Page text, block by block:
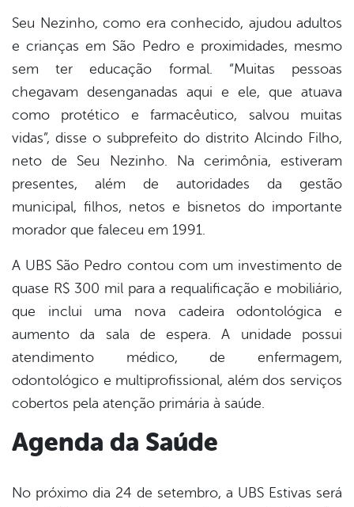
Seu Nezinho, como era conhecido, ajudou adultos
e crianças em São Pedro e proximidades, mesmo
sem ter educação formal. “Muitas pessoas
chegavam desenganadas aqui e ele, que atuava
como protético e farmacêutico, salvou muitas
vidas”, disse o subprefeito do distrito Alcindo Filho,
neto de Seu Nezinho. Na cerimônia, estiveram
presentes, além de autoridades da gestão
municipal, filhos, netos e bisnetos do importante
morador que faleceu em 1991.
A UBS São Pedro contou com um investimento de
quase R$ 300 mil para a requalificação e mobiliário,
que inclui uma nova cadeira odontológica e
aumento da sala de espera. A unidade possui
atendimento médico, de enfermagem,
odontológico e multiprofissional, além dos serviços
cobertos pela atenção primária à saúde.
Agenda da Saúde
No próximo dia 24 de setembro, a UBS Estivas será